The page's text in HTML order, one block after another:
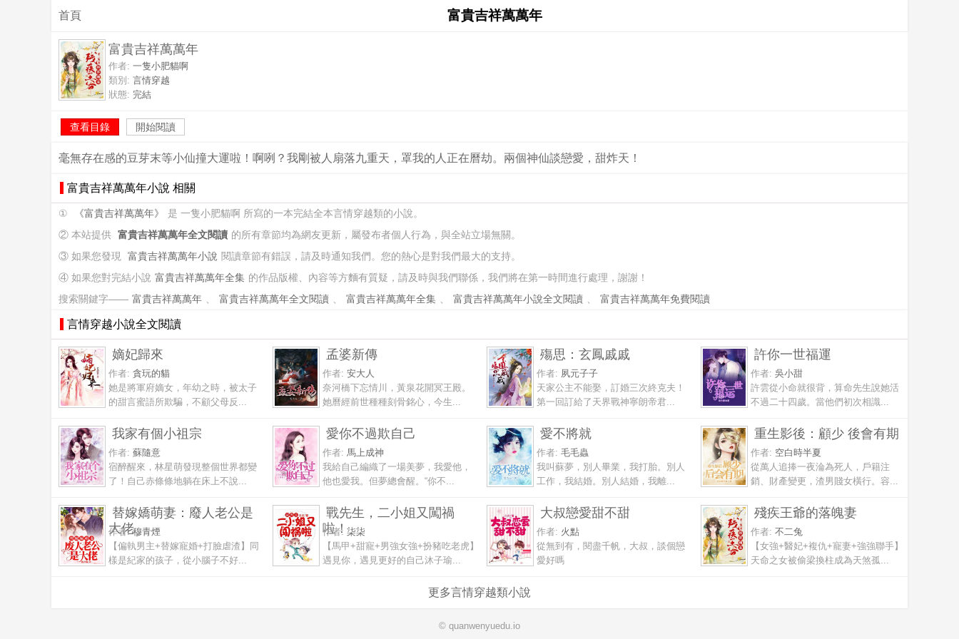
首頁 富貴吉祥萬萬年
富貴吉祥萬萬年
作者: 一隻小肥貓啊
類別: 言情穿越
狀態: 完結
查看目錄 開始閱讀
毫無存在感的豆芽末等小仙撞大運啦！啊咧？我剛被人扇落九重天，罩我的人正在曆劫。兩個神仙談戀愛，甜炸天！
富貴吉祥萬萬年小說 相關
① 《富貴吉祥萬萬年》
是 一隻小肥貓啊 所寫的一本完結全本言情穿越類的小說。
② 本站提供 富貴吉祥萬萬年全文閱讀 的所有章節均為網友更新，屬發布者個人行為，與全站立場無關。
③ 如果您發現 富貴吉祥萬萬年小說 閱讀章節有錯誤，請及時通知我們。您的熱心是對我們最大的支持。
④ 如果您對完結小說 富貴吉祥萬萬年全集 的作品版權、內容等方麵有質疑，請及時與我們聯係，我們將在第一時間進行處理，謝謝！
搜索關鍵字—— 富貴吉祥萬萬年 、 富貴吉祥萬萬年全文閱讀 、 富貴吉祥萬萬年全集 、 富貴吉祥萬萬年小說全文閱讀 、 富貴吉祥萬萬年免費閱讀
言情穿越小說全文閱讀
嫡妃歸來
作者: 貪玩的貓
她是將軍府嫡女，年幼之時，被太子
的甜言蜜語所欺騙，不顧父母反...
孟婆新傳
作者: 安大人
奈河橋下忘情川，黃泉花開冥王殿。
她曆經前世種種刻骨銘心，今生...
殤思：玄鳳戚戚
作者: 夙元子子
天家公主不能娶，訂婚三次終克夫！
第一回訂給了天界戰神寧朗帝君...
許你一世福運
作者: 吳小甜
許雲從小命就很背，算命先生說她活
不過二十四歲。當他們初次相識...
我家有個小祖宗
作者: 蘇隨意
宿醉醒來，林星萌發現整個世界都變
了！自己赤條條地躺在床上不說...
愛你不過欺自己
作者: 馬上成神
我給自己編織了一場美夢，我愛他，
他也愛我。但夢總會醒。“你不...
愛不將就
作者: 毛毛蟲
我叫蘇夢，別人畢業，我打胎。別人
工作，我結婚。別人結婚，我離...
重生影後：顧少 後會有期
作者: 空白時半夏
從萬人追捧一夜淪為死人，戶籍注
銷、財產變更，渣男賤女橫行。容...
替嫁嬌萌妻：廢人老公是
大佬
作者:穆青煙
【偏執男主+替嫁寵婚+打臉虐渣】同
樣是紀家的孩子，從小腦子不好...
戰先生，二小姐又闖禍
啦！
作者: 柒柒
【馬甲+甜寵+男強女強+扮豬吃老虎】
遇見你，遇見更好的自己沐子瑜...
大叔戀愛甜不甜
作者: 火點
從無到有，閱盡千帆，大叔，談個戀
愛好嗎
殘疾王爺的落魄妻
作者: 不二兔
【女強+醫妃+複仇+寵妻+強強聯手】
天命之女被偷梁換柱成為天煞孤...
更多言情穿越類小說
© quanwenyuedu.io